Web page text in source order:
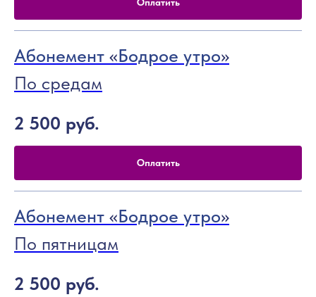
Абонемент «Бодрое утро»
По средам
2 500 руб.
Оплатить
Абонемент «Бодрое утро»
По пятницам
2 500 руб.